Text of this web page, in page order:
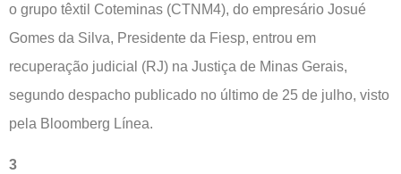
o grupo têxtil Coteminas (CTNM4), do empresário Josué
Gomes da Silva, Presidente da Fiesp, entrou em
recuperação judicial (RJ) na Justiça de Minas Gerais,
segundo despacho publicado no último de 25 de julho, visto
pela Bloomberg Línea.
3